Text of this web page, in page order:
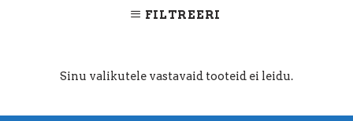
FILTREERI
Sinu valikutele vastavaid tooteid ei leidu.